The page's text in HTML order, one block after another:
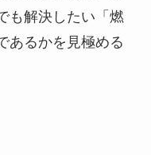
も解決したい「燃
あるかを見極める